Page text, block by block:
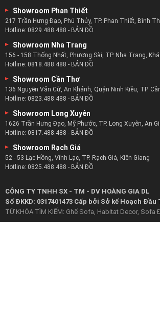
Showroom Phan Thiết
217 Trần Hưng Đạo, Phú Thủy, TP. Phan Thiết, Bình
Hotline: 0829.488.488 - BẢN ĐỒ
Showroom Nha Trang
156 - 158 Thống Nhất, Phương Sài, TP. Nha Trang,
Hotline: 0818.488.488 - BẢN ĐỒ
Showroom Cần Thơ
136 Nguyễn Văn Cừ, An Khánh, Quận Ninh Kiều, TP.
Hotline: 0823.488.488 - BẢN ĐỒ
Showroom Long Xuyên
1626 Trần Hưng Đạo, Mỹ Phước, TP. Long Xuyên, An
Hotline: 0817.488.488 - BẢN ĐỒ
Showroom Rạch Giá
52 - 53 Lạc Hồng, Vĩnh Lạc, TP. Rạch Giá, Kiên Giang
Hotline: 0825.488.488 - BẢN ĐỒ
CÔNG TY TNHH SX - TM - DV HOÀNG GIA DL
Số ĐKKD: 0317401473 Cấp bởi Sở kế Hoạch Đầu
TỪ KHÓA TÌM KIẾM: Ghế Sofa Habitat Decor, Sofa